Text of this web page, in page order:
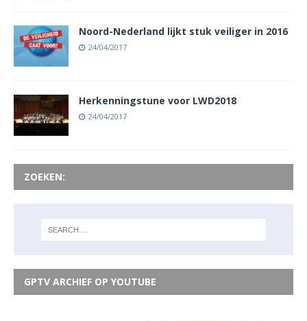
Noord-Nederland lijkt stuk veiliger in 2016
24/04/2017
Herkenningstune voor LWD2018
24/04/2017
ZOEKEN:
GPTV ARCHIEF OP YOUTUBE